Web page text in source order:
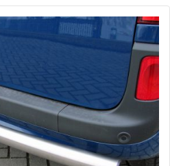
meerdere
variaties.
worden
op
de
productpagina